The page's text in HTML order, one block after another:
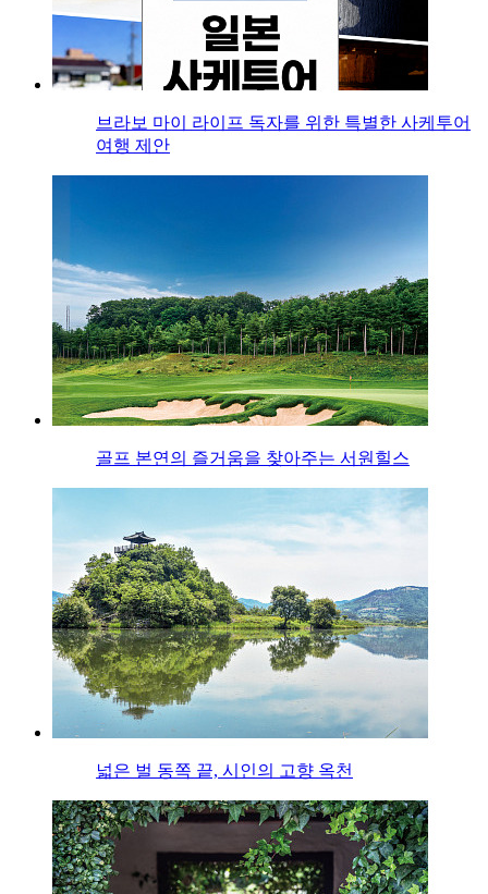
브라보 마이 라이프 독자를 위한 특별한 사케투어
여행 제안
골프 본연의 즐거움을 찾아주는 서원힐스
넓은 벌 동쪽 끝, 시인의 고향 옥천